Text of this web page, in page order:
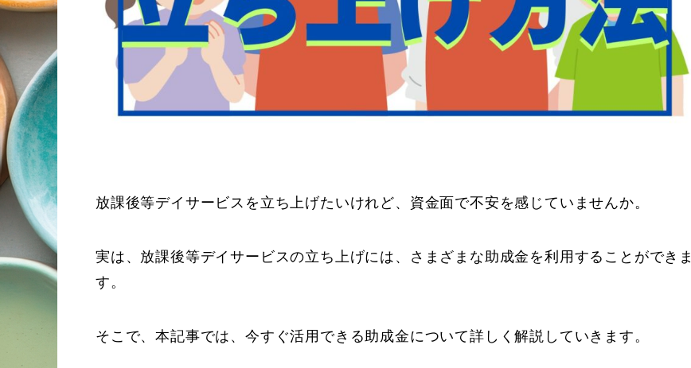
放課後等デイサービスを立ち上げたいけれど、資金面で不安を感じていませんか。
実は、放課後等デイサービスの立ち上げには、さまざまな助成金を利用することができま
す。
そこで、本記事では、今すぐ活用できる助成金について詳しく解説していきます。